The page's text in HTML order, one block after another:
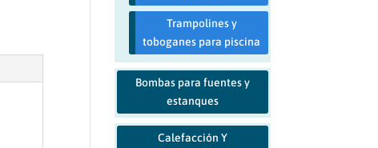
Trampolines y
toboganes para piscina
Bombas para fuentes y
estanques
Calefacción Y